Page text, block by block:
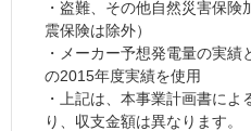
・盗難、その他自然災害保
震保険は除外）
・メーカー予想発電量の実
の2015年度実績を使用
・上記は、本事業計画書に
り、収支金額は異なります。